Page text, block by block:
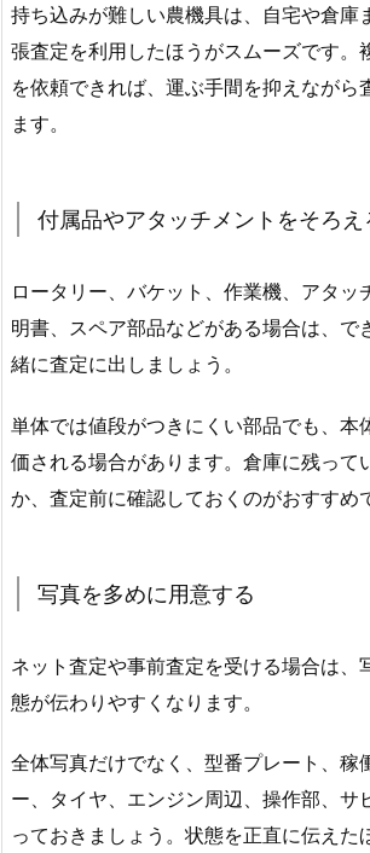
持ち込みが難しい農機具は、自宅や倉庫
張査定を利用したほうがスムーズです。
を依頼できれば、運ぶ手間を抑えながら
ます。
付属品やアタッチメントをそろえ
ロータリー、バケット、作業機、アタッ
明書、スペア部品などがある場合は、で
緒に査定に出しましょう。
単体では値段がつきにくい部品でも、本
価される場合があります。倉庫に残って
か、査定前に確認しておくのがおすすめ
写真を多めに用意する
ネット査定や事前査定を受ける場合は、
態が伝わりやすくなります。
全体写真だけでなく、型番プレート、稼
ー、タイヤ、エンジン周辺、操作部、サ
っておきましょう。状態を正直に伝えた